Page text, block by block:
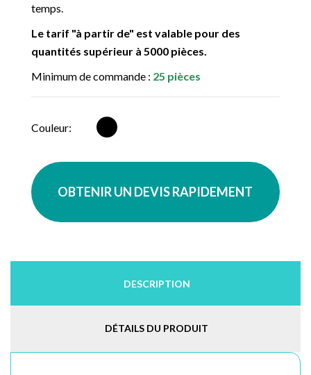
temps.
Le tarif "à partir de" est valable pour des
quantités supérieur à 5000 pièces.
Minimum de commande : 25 pièces
Couleur: Noir
OBTENIR UN DEVIS RAPIDEMENT
DESCRIPTION
DÉTAILS DU PRODUIT